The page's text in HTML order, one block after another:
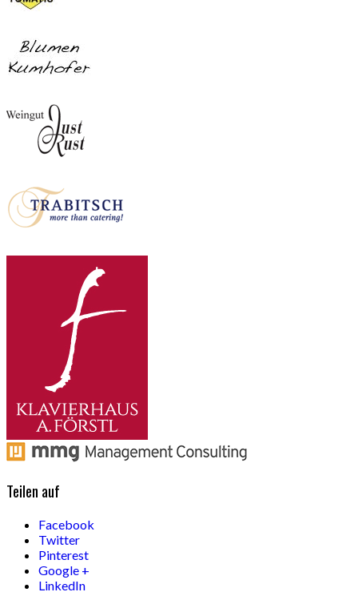
Teilen auf
Facebook
Twitter
Pinterest
Google +
LinkedIn